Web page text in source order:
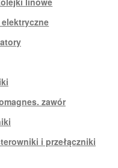
zawór
i przełączniki